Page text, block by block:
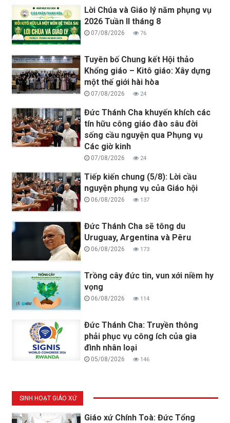
Lời Chúa và Giáo lý năm phụng vụ
2026 Tuần II tháng 8
07/08/2026 76
Tuyên bố Chung kết Hội thảo
Khổng giáo – Kitô giáo: Xây dựng
một thế giới hài hòa
07/08/2026 24
Đức Thánh Cha khuyến khích các
tín hữu công giáo đào sâu đời
sống cầu nguyện qua Phụng vụ
Các giờ kinh
07/08/2026 24
Tiếp kiến chung (5/8): Lời cầu
nguyện phụng vụ của Giáo hội
06/08/2026 137
Đức Thánh Cha sẽ tông du
Uruguay, Argentina và Pêru
06/08/2026 173
Trồng cây đức tin, vun xới niềm hy
vọng
06/08/2026 114
Đức Thánh Cha: Truyền thông
phải phục vụ công ích của gia
đình nhân loại
05/08/2026 146
SINH HOẠT GIÁO XỨ
Giáo xứ Chính Toà: Đức Tổng